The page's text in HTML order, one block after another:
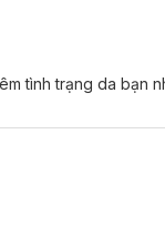
tình trạng da bạn